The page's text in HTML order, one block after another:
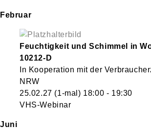
Februar
Feuchtigkeit und Schimmel in
10212-D
In Kooperation mit der
NRW
25.02.27 (1-mal) 18:00 - 19:30
VHS-Webinar
Juni